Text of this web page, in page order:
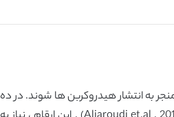
به انتشار هیدروکربن ها شوند. در ده